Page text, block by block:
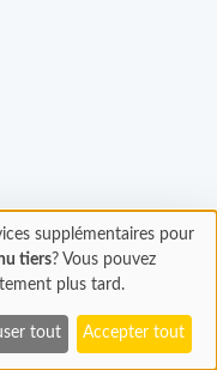
supplémentaires pour
tiers? Vous pouvez
plus tard.
tout Accepter tout